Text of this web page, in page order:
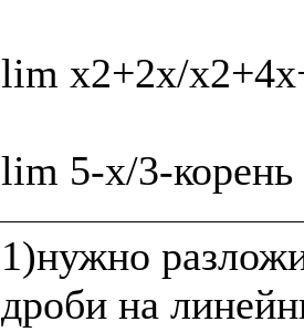
lim x2+2x/
1)нужно
дроби на